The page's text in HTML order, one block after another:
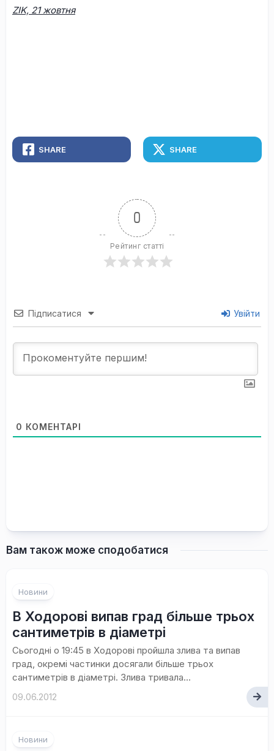
ZIK, 21жовтня
SHARE SHARE
0
Рейтинг статті
Підписатися Увійти
0 КОМЕНТАРІ
Вам також може сподобатися
Новини
В Ходорові випав град більше трьох
сантиметрів в діаметрі
Сьогодні о 19:45 в Ходорові пройшла злива та випав
град, окремі частинки досягали більше трьох
сантиметрів в діаметрі. Злива тривала...
09.06.2012
Новини